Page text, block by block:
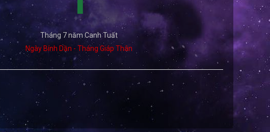
Tháng 7 năm Canh Tuất
Ngày Bính Dần - Tháng Giáp Thân